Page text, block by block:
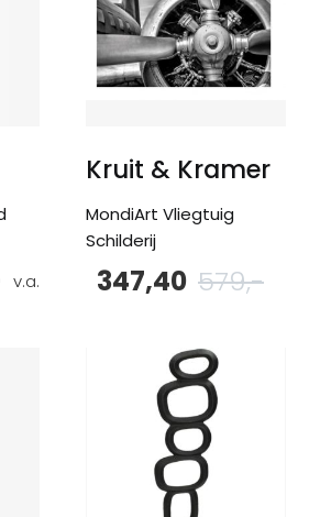
v.a.
Kruit & Kramer
MondiArt Vliegtuig
Schilderij
579,-
347,40